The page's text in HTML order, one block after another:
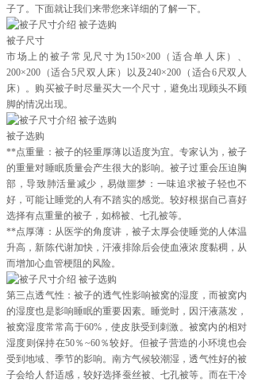
子了。下面就让我们来带您来详细的了解一下。
被子尺寸
市场上的被子常见尺寸为150×200（适合单人床）、
200×200（适合5尺双人床）以及240×200（适合6尺双人
床）。购买被子时尽量买大一个尺寸，避免出现顾头不顾
脚的情况出现。
被子选购
**点重量：被子的轻重厚薄以适度为宜。专家认为，被子
的重量对睡眠质量会产生很大的影响。被子过重会压迫胸
部，导致肺活量减少，易做噩梦：一味追求被子轻也不
好，可能让睡觉的人有不踏实的感觉。较好根据自己喜好
选择有点重量的被子，如棉被、七孔被等。
**点厚薄：从医学的角度讲，被子太厚会使睡觉的人体温
升高，新陈代谢加快，汗液排除后会使血液浓度黏稠，从
而增加心血管梗阻的风险。
第三点透气性：被子的透气性影响被窝的湿度，而被窝内
的湿度也是影响睡眠的重要因素。睡觉时，因汗液蒸发，
被窝湿度常常高于60%，使皮肤受到刺激。被窝内的相对
湿度则保持在50％~60％较好。但被子营造的小环境也会
受到地域、季节的影响。南方气候较潮湿，透气性好的被
子会给人舒适感，较好选择蚕丝被、七孔被等。而在干冷